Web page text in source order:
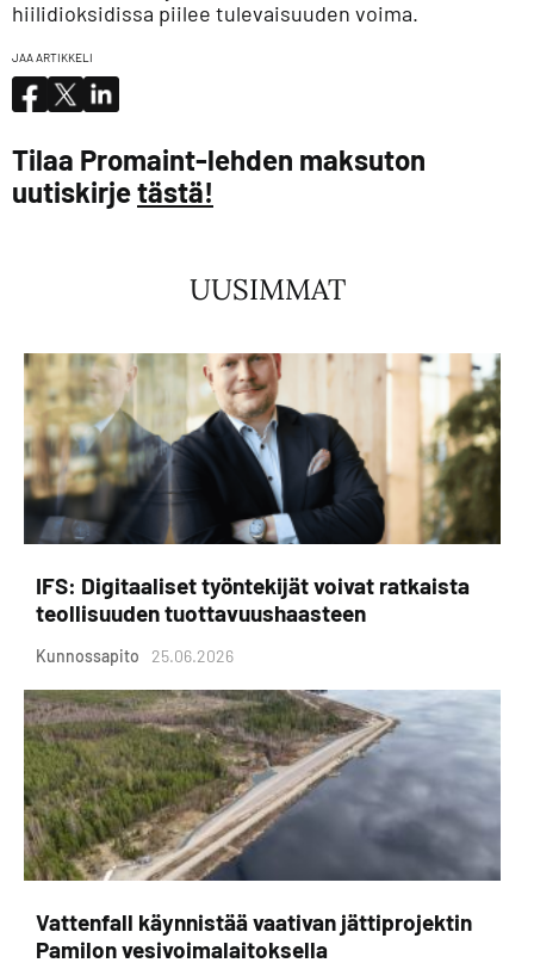
hiilidioksidissa piilee tulevaisuuden voima.
JAA ARTIKKELI
Tilaa Promaint-lehden maksuton
uutiskirjetästä!
UUSIMMAT
IFS: Digitaaliset työntekijät voivat ratkaista
teollisuuden tuottavuushaasteen
Kunnossapito 25.06.2026
Vattenfall käynnistää vaativan jättiprojektin
Pamilon vesivoimalaitoksella